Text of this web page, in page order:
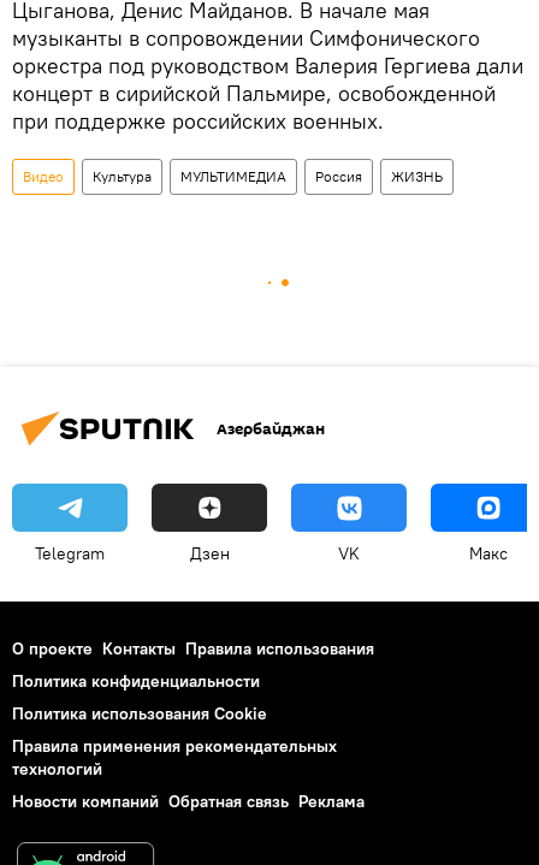
Цыганова, Денис Майданов. В начале мая
музыканты в сопровождении Симфонического
оркестра под руководством Валерия Гергиева дали
концерт в сирийской Пальмире, освобожденной
при поддержке российских военных.
Видео Культура МУЛЬТИМЕДИА Россия ЖИЗНЬ
Азербайджан
Telegram Дзен VK Макс
О проекте Контакты Правила использования
Политика конфиденциальности
Политика использования Cookie
Правила применения рекомендательных
технологий
Новости компаний Обратная связь Реклама